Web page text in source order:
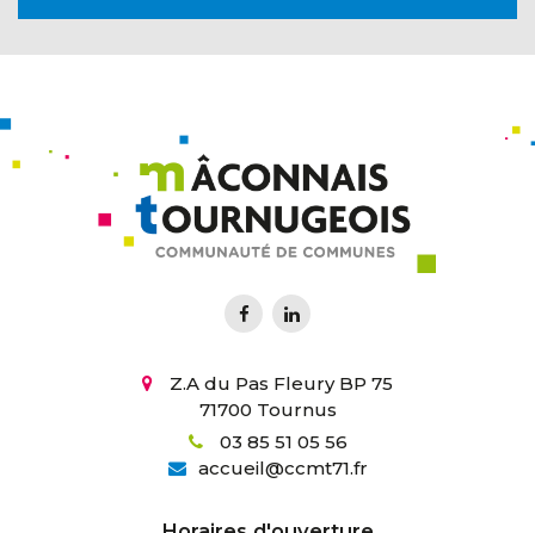
Z.A du Pas Fleury BP 75
71700 Tournus
03 85 51 05 56
accueil@ccmt71.fr